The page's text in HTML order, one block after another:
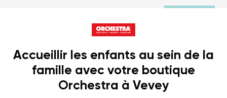
Accueillir les enfants au sein de la
famille avec votre boutique
Orchestra à Vevey